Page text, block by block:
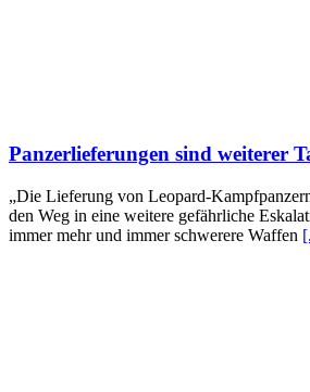
Panzerlieferungen sind weiterer
„Die Lieferung von Leopard-
den Weg in eine weitere gefährliche
immer mehr und immer schwerere Waffen